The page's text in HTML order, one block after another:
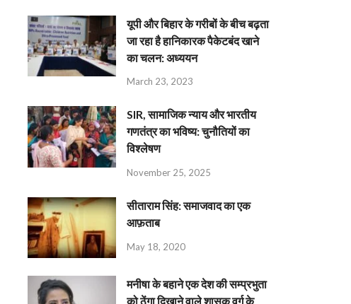
यूपी और बिहार के गरीबों के बीच बढ़ता
जा रहा है हानिकारक पैकेटबंद खाने
का चलन: अध्ययन
March 23, 2023
SIR, सामाजिक न्याय और भारतीय
गणतंत्र का भविष्य: चुनौतियों का
विश्लेषण
November 25, 2025
सीताराम सिंह: समाजवाद का एक
आफ़ताब
May 18, 2020
मनीषा के बहाने एक देश की सम्प्रभुता
को ठेंगा दिखाने वाले शासक वर्ग के